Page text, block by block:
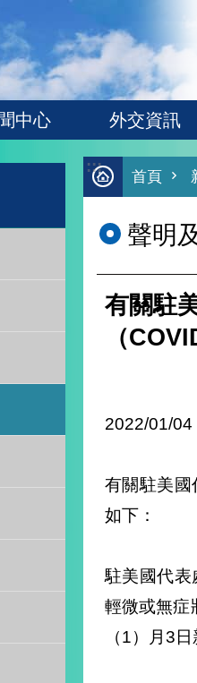
中心 外交資訊
:::
首頁
聲明
有關駐
（
2022/01/04
有關駐美國
如下：
駐美國代表
輕微或無症
（1）月3